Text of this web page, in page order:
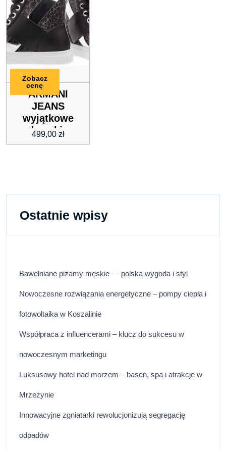
ARMANI
JEANS
wyjątkowe
damskie
trampki
499,00 zł
Zobacz
cenę
Ostatnie wpisy
Bawełniane piżamy męskie — polska wygoda i styl
Nowoczesne rozwiązania energetyczne – pompy ciepła i
fotowoltaika w Koszalinie
Współpraca z influencerami – klucz do sukcesu w
nowoczesnym marketingu
Luksusowy hotel nad morzem – basen, spa i atrakcje w
Mrzeżynie
Innowacyjne zgniatarki rewolucjonizują segregację
odpadów